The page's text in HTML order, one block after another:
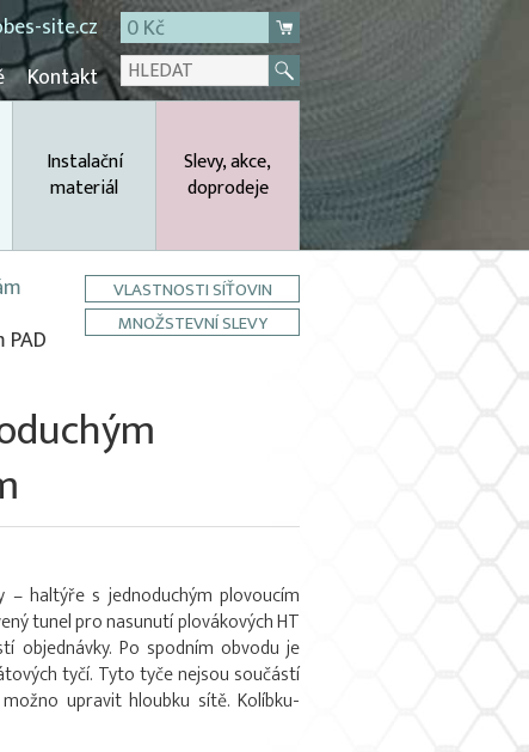
site.cz
0 Kč
Kontakt
Instalační
materiál
Slevy, akce,
doprodeje
VLASTNOSTI SÍŤOVIN
MNOŽSTEVNÍ SLEVY
haltýře s jednoduchým plovoucím
tunel pro nasunutí plovákových HT
objednávky. Po spodním obvodu je
tyčí. Tyto tyče nejsou součástí
upravit hloubku sítě. Kolíbku-